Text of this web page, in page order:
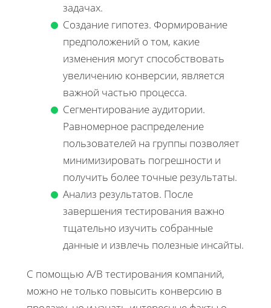
задачах.
Создание гипотез. Формирование
предположений о том, какие
изменения могут способствовать
увеличению конверсии, является
важной частью процесса.
Сегментирование аудитории.
Равномерное распределение
пользователей на группы позволяет
минимизировать погрешности и
получить более точные результаты.
Анализ результатов. После
завершения тестирования важно
тщательно изучить собранные
данные и извлечь полезные инсайты.
С помощью A/B тестирования компаний,
можно не только повысить конверсию в